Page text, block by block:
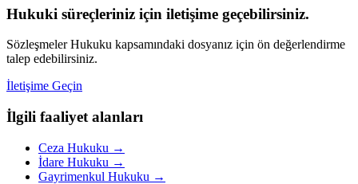
Hukuki süreçleriniz için iletişime geçebilirsiniz.
Sözleşmeler Hukuku kapsamındaki dosyanız için ön değerlendirme
talep edebilirsiniz.
İletişime Geçin
İlgili faaliyet alanları
Ceza Hukuku →
İdare Hukuku →
Gayrimenkul Hukuku →